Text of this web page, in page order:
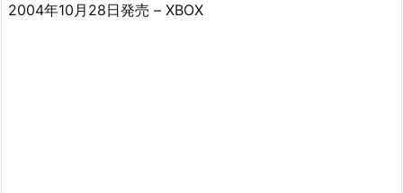
2004年10月28日発売 – XBOX